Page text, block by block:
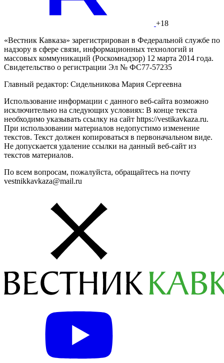
+18
«Вестник Кавказа» зарегистрирован в Федеральной службе по
надзору в сфере связи, информационных технологий и
массовых коммуникаций (Роскомнадзор) 12 марта 2014 года.
Свидетельство о регистрации Эл № ФС77-57235
Главный редактор: Сидельникова Мария Сергеевна
Использование информации с данного веб-сайта возможно
исключительно на следующих условиях: В конце текста
необходимо указывать ссылку на сайт https://vestikavkaza.ru.
При использовании материалов недопустимо изменение
текстов. Текст должен копироваться в первоначальном виде.
Не допускается удаление ссылки на данный веб-сайт из
текстов материалов.
По всем вопросам, пожалуйста, обращайтесь на почту
vestnikkavkaza@mail.ru